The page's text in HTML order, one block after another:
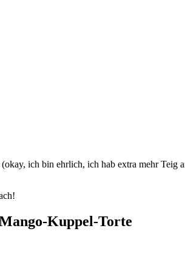
ich bin ehrlich, ich hab extra mehr
Kuppel-Torte